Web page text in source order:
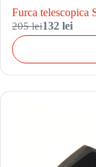
Furca telescopica
205 lei132 lei